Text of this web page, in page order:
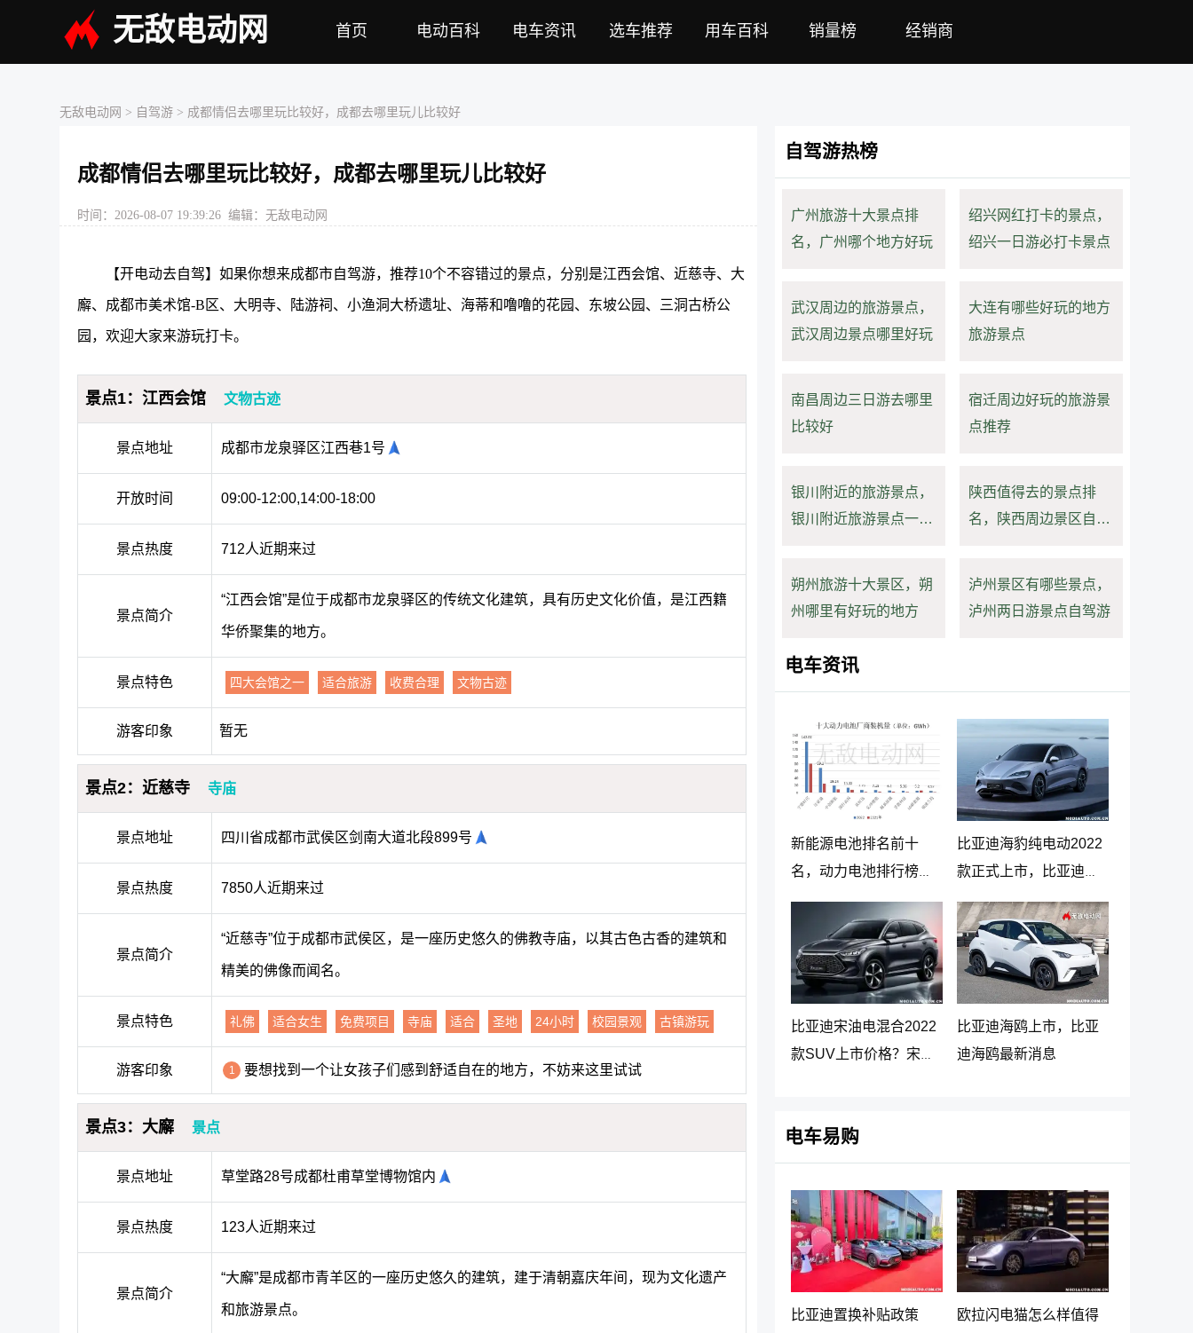
无敌电动网 首页 电动百科 电车资讯 选车推荐 用车百科 销量榜 经销商
无敌电动网 > 自驾游 > 成都情侣去哪里玩比较好，成都去哪里玩儿比较好
成都情侣去哪里玩比较好，成都去哪里玩儿比较好
时间：2026-08-07 19:39:26 编辑：无敌电动网
【开电动去自驾】如果你想来成都市自驾游，推荐10个不容错过的景点，分别是江西会馆、近慈寺、大
廨、成都市美术馆-B区、大明寺、陆游祠、小渔洞大桥遗址、海蒂和噜噜的花园、东坡公园、三洞古桥公
园，欢迎大家来游玩打卡。
景点1：江西会馆 文物古迹
景点地址 成都市龙泉驿区江西巷1号
开放时间 09:00-12:00,14:00-18:00
景点热度 712人近期来过
景点简介
“江西会馆”是位于成都市龙泉驿区的传统文化建筑，具有历史文化价值，是江西籍
华侨聚集的地方。
景点特色 四大会馆之一 适合旅游 收费合理 文物古迹
游客印象 暂无
景点2：近慈寺 寺庙
景点地址 四川省成都市武侯区剑南大道北段899号
景点热度 7850人近期来过
景点简介
“近慈寺”位于成都市武侯区，是一座历史悠久的佛教寺庙，以其古色古香的建筑和
精美的佛像而闻名。
景点特色 礼佛 适合女生 免费项目 寺庙 适合 圣地 24小时 校园景观 古镇游玩
游客印象 1 要想找到一个让女孩子们感到舒适自在的地方，不妨来这里试试
景点3：大廨 景点
景点地址 草堂路28号成都杜甫草堂博物馆内
景点热度 123人近期来过
景点简介
“大廨”是成都市青羊区的一座历史悠久的建筑，建于清朝嘉庆年间，现为文化遗产
和旅游景点。
自驾游热榜
广州旅游十大景点排
名，广州哪个地方好玩
绍兴网红打卡的景点，
绍兴一日游必打卡景点
武汉周边的旅游景点，
武汉周边景点哪里好玩
大连有哪些好玩的地方
旅游景点
南昌周边三日游去哪里
比较好
宿迁周边好玩的旅游景
点推荐
银川附近的旅游景点，
银川附近旅游景点一日
陕西值得去的景点排
名，陕西周边景区自驾
朔州旅游十大景区，朔
州哪里有好玩的地方
泸州景区有哪些景点，
泸州两日游景点自驾游
电车资讯
新能源电池排名前十
名，动力电池排行榜前
十名
比亚迪海豹纯电动2022
款正式上市，比亚迪海
豹纯电动报价20.98万起
比亚迪宋油电混合2022
款SUV上市价格？宋
比亚迪海鸥上市，比亚
迪海鸥最新消息
电车易购
比亚迪置换补贴政策
欧拉闪电猫怎么样值得